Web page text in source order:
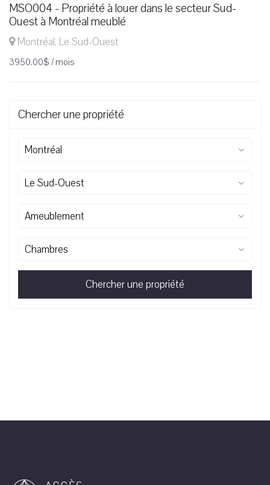
MSO004 - Propriété à louer dans le secteur Sud-
Ouest à Montréal meublé
Montréal, Le Sud-Ouest
3950.00$ / mois
Chercher une propriété
Montréal
Le Sud-Ouest
Ameublement
Chambres
Chercher une propriété